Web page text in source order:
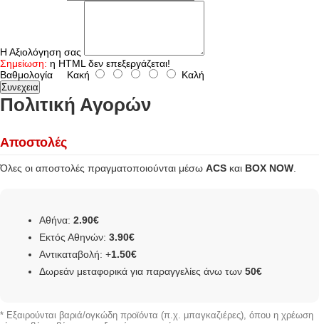
Η Αξιολόγηση σας
Σημείωση: η HTML δεν επεξεργάζεται!
Βαθμολογία Κακή Καλή
Συνεχεια
Πολιτική Αγορών
Αποστολές
Όλες οι αποστολές πραγματοποιούνται μέσω ACS και BOX NOW
Αθήνα: 2.90€
Εκτός Αθηνών: 3.90€
Αντικαταβολή: +1.50€
Δωρεάν μεταφορικά για παραγγελίες άνω των 50€
* Εξαιρούνται βαριά/ογκώδη προϊόντα (π.χ. μπαγκαζιέρες), όπου η χρέωση